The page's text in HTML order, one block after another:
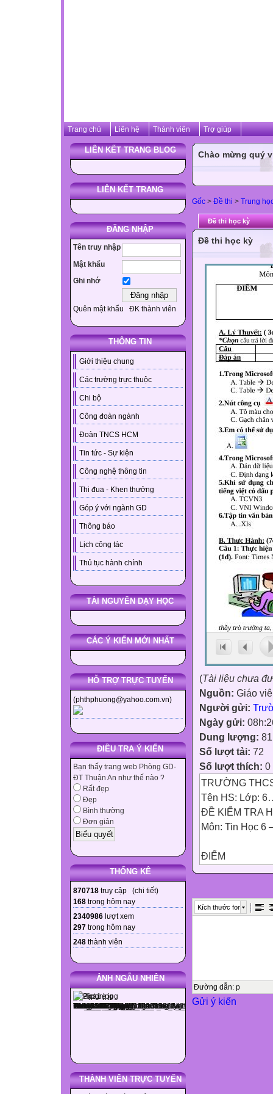
Trang chủ Liên hệ Thành viên Trợ giúp
LIÊN KẾT TRANG BLOG
LIÊN KẾT TRANG
ĐĂNG NHẬP
Tên truy nhập
Mật khẩu
Ghi nhớ
Quên mật khẩu ĐK thành viên
THÔNG TIN
Giới thiệu chung
Các trường trực thuộc
Chi bộ
Công đoàn ngành
Đoàn TNCS HCM
Tin tức - Sự kiện
Công nghệ thông tin
Thi đua - Khen thưởng
Góp ý với ngành GD
Thông báo
Lịch công tác
Thủ tục hành chính
TÀI NGUYÊN DẠY HỌC
CÁC Ý KIẾN MỚI NHẤT
HỖ TRỢ TRỰC TUYẾN
(phthphuong@yahoo.com.vn)
ĐIỀU TRA Ý KIẾN
Bạn thấy trang web Phòng GD-
ĐT Thuận An như thế nào ?
Rất đẹp
Đẹp
Bình thường
Đơn giản
THỐNG KÊ
870718 truy cập (chi tiết)
168 trong hôm nay
2340986 lượt xem
297 trong hôm nay
248 thành viên
ẢNH NGẪU NHIÊN
THÀNH VIÊN TRỰC TUYẾN
Chào mừng quý
Gốc > Đề thi > Trung
Đề thi học kỳ
Đề thi học kỳ
(Tài liệu chưa
Nguồn: Giáo
Người gửi:
Ngày gửi:
Dung lượng:
Số lượt tải: 72
Số lượt thích: 0
TRƯỜNG
Tên HS: Lớp:
ĐỀ KIỂM TRA
Môn: Tin Học 6
ĐIỂM
Điểm ghi
Giám khảo ký,

A. Lý Thuyết: (
Kích thước font
Đường dẫn: p
Gửi ý kiến